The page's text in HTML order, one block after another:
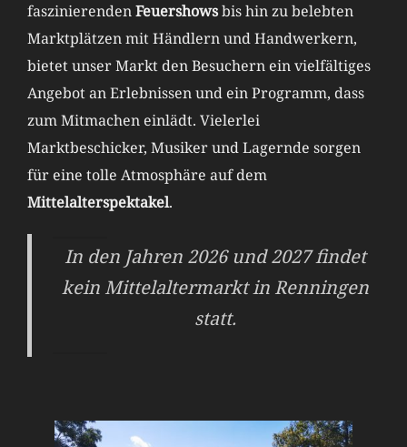
faszinierendenFeuershowsbis hin zu belebten
Marktplätzen mit Händlern und Handwerkern,
bietet unser Markt den Besuchern ein vielfältiges
Angebot an Erlebnissen und ein Programm, dass
zum Mitmachen einlädt. Vielerlei
Marktbeschicker, Musiker und Lagernde sorgen
für eine tolle Atmosphäre auf dem
Mittelalterspektakel.
In den Jahren 2026 und 2027 findet
kein Mittelaltermarkt in Renningen
statt.